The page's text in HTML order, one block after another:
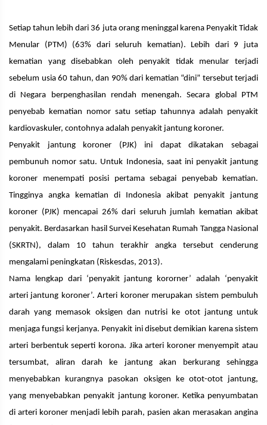
Setiap tahun lebih dari 36 juta orang meninggal karena Penyakit Tidak
Menular (PTM) (63% dari seluruh kematian). Lebih dari 9 juta
kematian yang disebabkan oleh penyakit tidak menular terjadi
sebelum usia 60 tahun, dan 90% dari kematian “dini” tersebut terjadi
di Negara berpenghasilan rendah menengah. Secara global PTM
penyebab kematian nomor satu setiap tahunnya adalah penyakit
kardiovaskuler, contohnya adalah penyakit jantung koroner.
Penyakit jantung koroner (PJK) ini dapat dikatakan sebagai
pembunuh nomor satu. Untuk Indonesia, saat ini penyakit jantung
koroner menempati posisi pertama sebagai penyebab kematian.
Tingginya angka kematian di Indonesia akibat penyakit jantung
koroner (PJK) mencapai 26% dari seluruh jumlah kematian akibat
penyakit. Berdasarkan hasil Survei Kesehatan Rumah Tangga Nasional
(SKRTN), dalam 10 tahun terakhir angka tersebut cenderung
mengalami peningkatan (Riskesdas, 2013).
Nama lengkap dari ‘penyakit jantung kororner’ adalah ‘penyakit
arteri jantung koroner’. Arteri koroner merupakan sistem pembuluh
darah yang memasok oksigen dan nutrisi ke otot jantung untuk
menjaga fungsi kerjanya. Penyakit ini disebut demikian karena sistem
arteri berbentuk seperti korona. Jika arteri koroner menyempit atau
tersumbat, aliran darah ke jantung akan berkurang sehingga
menyebabkan kurangnya pasokan oksigen ke otot-otot jantung,
yang menyebabkan penyakit jantung koroner. Ketika penyumbatan
di arteri koroner menjadi lebih parah, pasien akan merasakan angina